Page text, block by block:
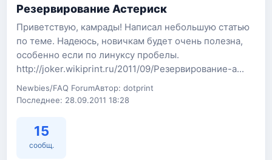
Резервирование Астериск
Приветствую, камрады! Написал небольшую статью
по теме. Надеюсь, новичкам будет очень полезна,
особенно если по линуксу пробелы.
http://joker.wikiprint.ru/2011/09/Резервирование-a...
Newbies/FAQ ForumАвтор: dotprint
Последнее: 28.09.2011 18:28
15
сообщ.